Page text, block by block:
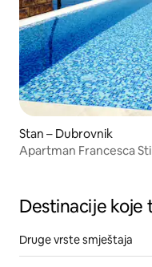
Stan – Dubrovnik
Apartman Francesca
Destinacije koje
Druge vrste smještaja